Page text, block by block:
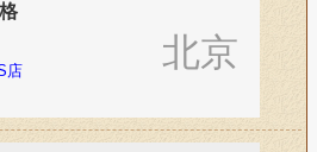
店 北京